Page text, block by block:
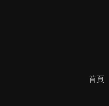
首頁